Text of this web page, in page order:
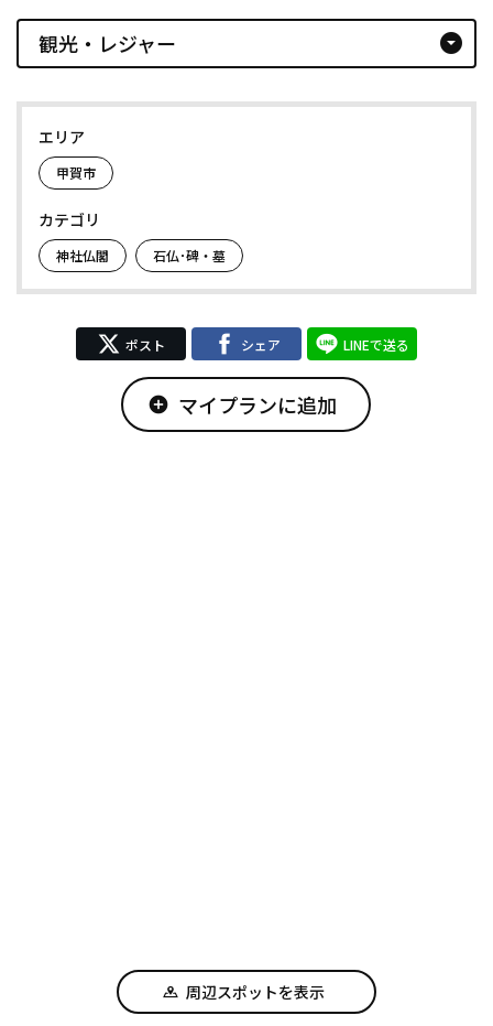
観光・レジャー arrow_drop_down_circle
エリア
甲賀市
カテゴリ
神社仏閣 石仏･碑・墓
ポスト シェア LINEで送る
add_circle マイプランに追加
周辺スポットを表示